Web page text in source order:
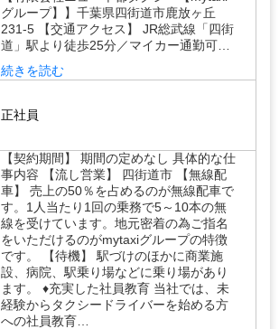
グループ】】千葉県四街道市鹿放ヶ丘
231-5 【交通アクセス】 JR総武線「四街
道」駅より徒歩25分／マイカー通勤可…
続きを読む
正社員
【契約期間】 期間の定めなし 具体的な仕
事内容 【流し営業】 四街道市 【無線配
車】 売上の50％を占めるのが無線配車で
す。1人当たり1回の乗務で5～10本の無
線を受けています。地元密着の為ご指名
をいただけるのがmytaxiグループの特徴
です。 【待機】 駅づけのほかに商業施
設、病院、駅乗り場などに乗り場があり
ます。 ♦充実した社員教育 当社では、未
経験からタクシードライバーを始める方
への社員教育…